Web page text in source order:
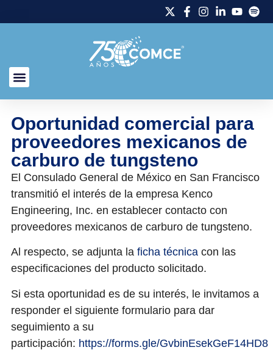
Oportunidad comercial para
proveedores mexicanos de
carburo de tungsteno
El Consulado General de México en San Francisco
transmitió el interés de la empresa Kenco
Engineering, Inc. en establecer contacto con
proveedores mexicanos de carburo de tungsteno.
Al respecto, se adjunta la ficha técnicacon las
especificaciones del producto solicitado.
Si esta oportunidad es de su interés, le invitamos a
responder el siguiente formulario para dar
seguimiento a su
participación: https://forms.gle/GvbinEsekGeF14HD8